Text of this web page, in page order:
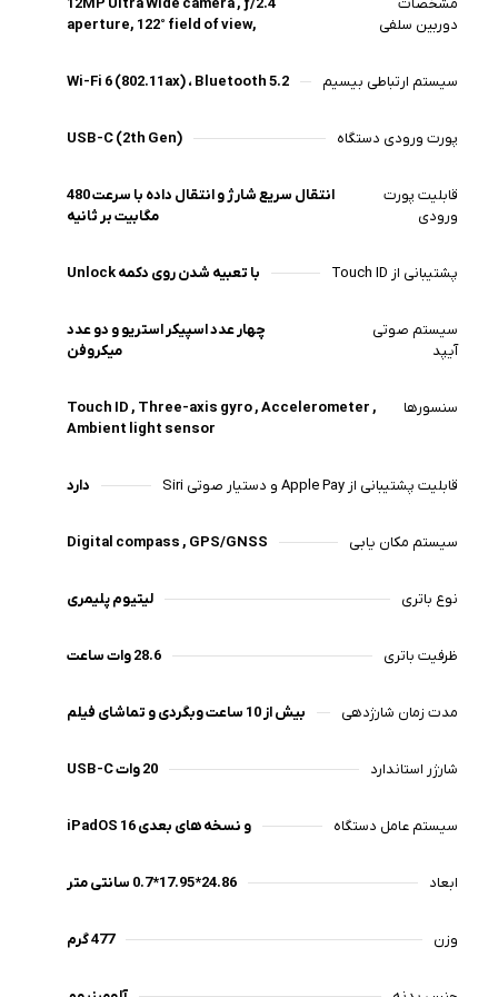
ظرفیت های عرضه شده برای حافظه داخلی آیپد شامل دو مقدار
مشخصات
دوربین سلفی
12MP Ultra Wide camera , ƒ/2.4
aperture, 122° field of view,
سیستم ارتباطی بیسیم Wi-Fi 6 (802.11ax) ، Bluetooth 5.2
پورت ورودی دستگاه USB-C (2th Gen)
قابلیت پورت
ورودی
انتقال سریع شارژ و انتقال داده با سرعت 480
مگابیت بر ثانیه
پشتیبانی از Touch ID با تعبیه شدن روی دکمه Unlock
سیستم صوتی
آیپد
چهار عدد اسپیکر استریو و دو عدد
میکروفن
سنسورها
Touch ID , Three-axis gyro , Accelerometer ,
Ambient light sensor
قابلیت پشتیبانی از Apple Pay و دستیار صوتی Siri دارد
سیستم مکان یابی Digital compass , GPS/GNSS
نوع باتری لیتیوم پلیمری
ظرفیت باتری 28.6 وات ساعت
مدت زمان شارژدهی بیش از 10 ساعت وبگردی و تماشای فیلم
شارژر استاندارد 20 وات USB-C
سیستم عامل دستگاه iPadOS 16 و نسخه های بعدی
ابعاد 24.86*17.95*0.7 سانتی متر
وزن 477 گرم